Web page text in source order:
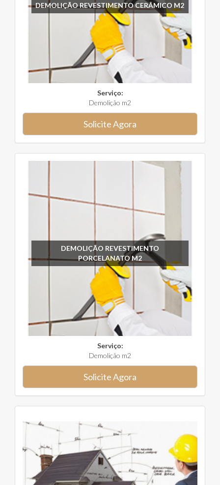
DEMOLIÇÃO REVESTIMENTO CERÂMICO M2
Serviço:
Demolição m2
Solicite Agora
DEMOLIÇÃO REVESTIMENTO
PORCELANATO M2
Serviço:
Demolição m2
Solicite Agora